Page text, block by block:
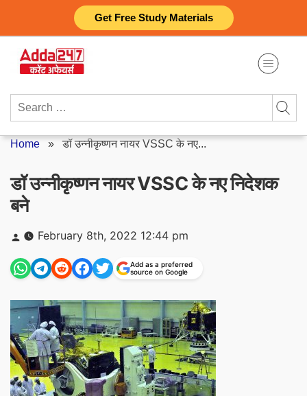
Get Free Study Materials
content
Search
Home »डॉ उन्नीकृष्णन नायर VSSC के नए...
डॉ उन्नीकृष्णन नायर VSSC के नए निदेशक
बने
Posted
by
February 8th, 2022 12:44 pm
Add as a preferred
source on Google